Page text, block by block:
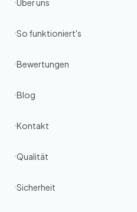
Über uns
So funktioniert's
Bewertungen
Blog
Kontakt
Qualität
Sicherheit